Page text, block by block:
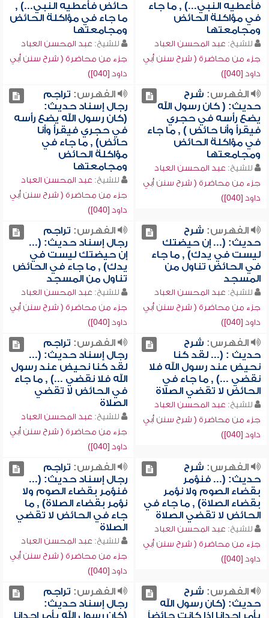
فأعطيه النبي...) , ما جاء
في مؤاكلة الحائض
ومجامعتها
للشيخ: عبد المحسن العباد
جزء من محاضرة ( شرح سنن أبي
داود [040])
حائض فأعطيه النبي...) ,
ما جاء في مؤاكلة الحائض
ومجامعتها
للشيخ: عبد المحسن العباد
جزء من محاضرة ( شرح سنن أبي
داود [040])
الفهرس: شرح
حديث: ( كان رسول الله
يضع رأسه في حجري
فيقرأ وأنا حائض ) , ما جاء
في مؤاكلة الحائض
ومجامعتها
للشيخ: عبد المحسن العباد
جزء من محاضرة ( شرح سنن أبي
داود [040])
الفهرس: تراجم
رجال إسناد حديث:
(كان رسول الله يضع رأسه
في حجري فيقرأ وأنا
حائض) , ما جاء في
مؤاكلة الحائض
ومجامعتها
للشيخ: عبد المحسن العباد
جزء من محاضرة ( شرح سنن أبي
داود [040])
الفهرس: شرح
حديث: (... إن حيضتك
ليست في يدك) , ما جاء
في الحائض تناول من
المسجد
للشيخ: عبد المحسن العباد
جزء من محاضرة ( شرح سنن أبي
داود [040])
الفهرس: تراجم
رجال إسناد حديث: (...
إن حيضتك ليست في
يدك) , ما جاء في الحائض
تناول من المسجد
للشيخ: عبد المحسن العباد
جزء من محاضرة ( شرح سنن أبي
داود [040])
الفهرس: شرح
حديث : (... لقد كنا
نحيض عند رسول الله فلا
نقضي ...) , ما جاء في
الحائض لا تقضي الصلاة
للشيخ: عبد المحسن العباد
جزء من محاضرة ( شرح سنن أبي
داود [040])
الفهرس: تراجم
رجال إسناد حديث: (...
لقد كنا نحيض عند رسول
الله فلا نقضي ...) , ما جاء
في الحائض لا تقضي
الصلاة
للشيخ: عبد المحسن العباد
جزء من محاضرة ( شرح سنن أبي
داود [040])
الفهرس: شرح
حديث: (... فنؤمر
بقضاء الصوم ولا نؤمر
بقضاء الصلاة) , ما جاء في
الحائض لا تقضي الصلاة
للشيخ: عبد المحسن العباد
جزء من محاضرة ( شرح سنن أبي
داود [040])
الفهرس: تراجم
رجال إسناد حديث: (...
فنؤمر بقضاء الصوم ولا
نؤمر بقضاء الصلاة) , ما
جاء في الحائض لا تقضي
الصلاة
للشيخ: عبد المحسن العباد
جزء من محاضرة ( شرح سنن أبي
داود [040])
الفهرس: شرح
حديث: (كان رسول الله
يأمر إحدانا إذا كانت حائضاً
الفهرس: تراجم
رجال إسناد حديث:
(كان رسول الله يأمر إحدانا